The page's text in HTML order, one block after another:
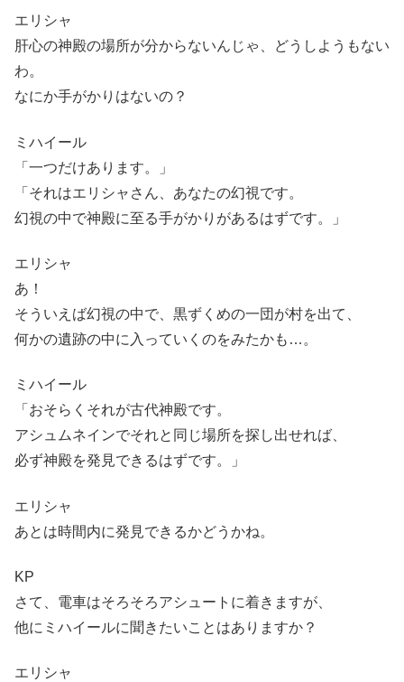
エリシャ
肝心の神殿の場所が分からないんじゃ、どうしようもない
わ。
なにか手がかりはないの？
ミハイール
「一つだけあります。」
「それはエリシャさん、あなたの幻視です。
幻視の中で神殿に至る手がかりがあるはずです。」
エリシャ
あ！
そういえば幻視の中で、黒ずくめの一団が村を出て、
何かの遺跡の中に入っていくのをみたかも…。
ミハイール
「おそらくそれが古代神殿です。
アシュムネインでそれと同じ場所を探し出せれば、
必ず神殿を発見できるはずです。」
エリシャ
あとは時間内に発見できるかどうかね。
KP
さて、電車はそろそろアシュートに着きますが、
他にミハイールに聞きたいことはありますか？
エリシャ